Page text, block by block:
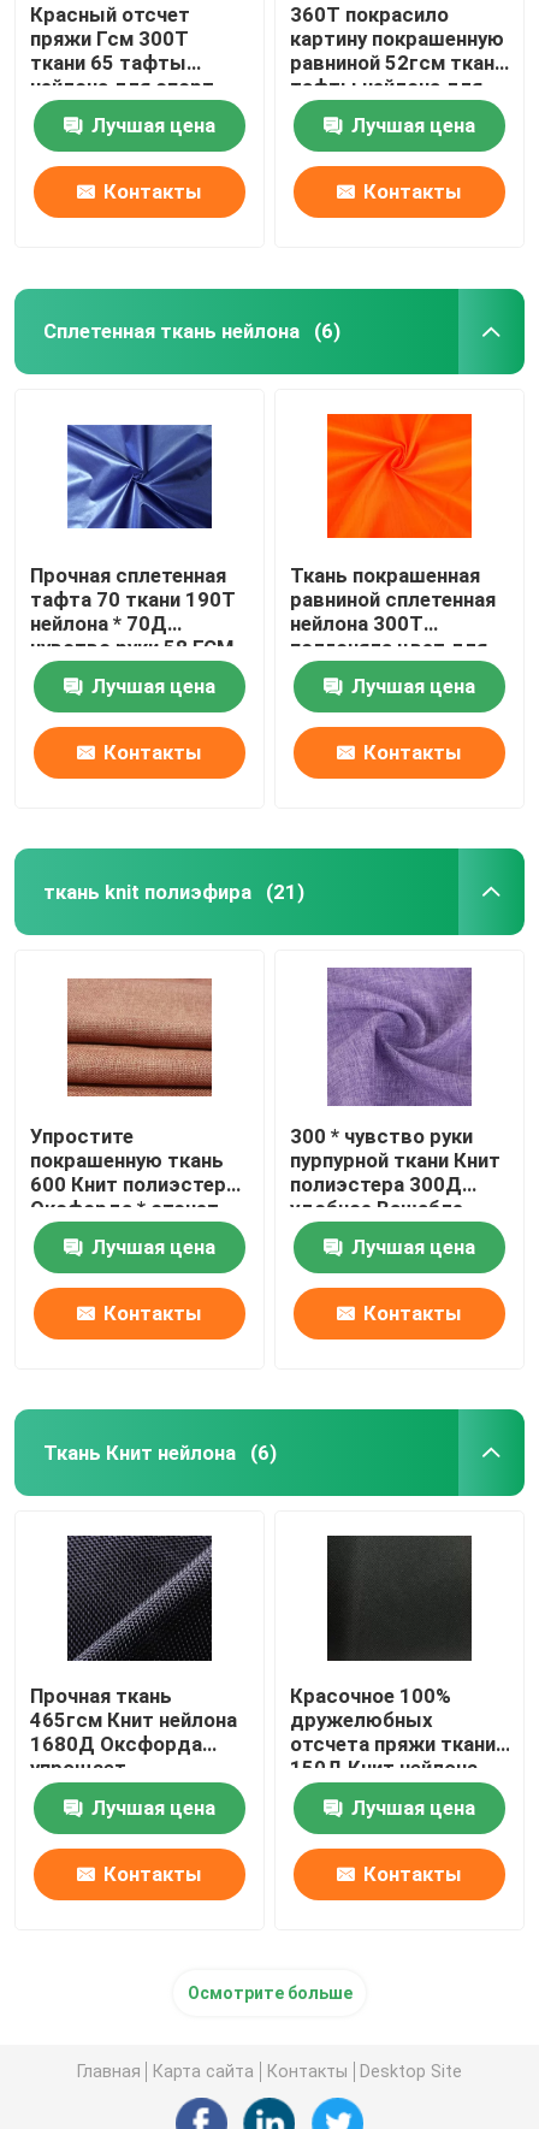
Красный отсчет
пряжи Гсм 300Т
ткани 65 тафты
нейлона для спорт
куртки носит
Лучшая цена
Контакты
360Т покрасило
картину покрашенную
равниной 52гсм ткани
тафты нейлона для
ткани сумки
Лучшая цена
Контакты
Сплетенная ткань нейлона (6)
Прочная сплетенная
тафта 70 ткани 190Т
нейлона * 70Д
чувство руки 58 ГСМ
удобное
Лучшая цена
Контакты
Ткань покрашенная
равниной сплетенная
нейлона 300Т
подгоняла цвет для
Спорцвеар
Лучшая цена
Контакты
ткань knit полиэфира (21)
Упростите
покрашенную ткань
600 Книт полиэстера
Оксфорда * отсчет
пряжи 600Д 320 Гсм
для ткани сумки
Лучшая цена
Контакты
300 * чувство руки
пурпурной ткани Книт
полиэстера 300Д
удобное Вашабле
Лучшая цена
Контакты
Ткань Книт нейлона (6)
Прочная ткань
465гсм Книт нейлона
1680Д Оксфорда
упрощает
покрашенный для
ткани сумкиЛучшая цена
Контакты
Красочное 100%
дружелюбных
отсчета пряжи ткани
150Д Книт нейлона
водоустойчивых эко-
Лучшая цена
Контакты
Осмотрите больше
Главная Карта сайта Контакты Desktop Site